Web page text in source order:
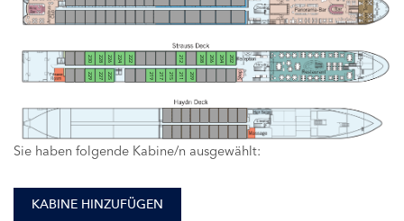
202
204
206
208
209
211
212
215
217
219
222
224
225
226
227
228
229
230
Sie haben folgende Kabine/n ausgewählt:
KABINE HINZUFÜGEN